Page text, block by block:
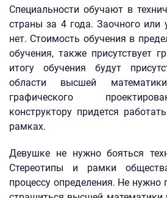
Специальности обучают в
страны за 4 года. Заочного или
нет. Стоимость обучения в
обучения, также присутствует
итогу обучения будут
области высшей
графического
конструктору придется
рамках.
Девушке не нужно бояться
Стереотипы и рамки
процессу определения. Не нужно